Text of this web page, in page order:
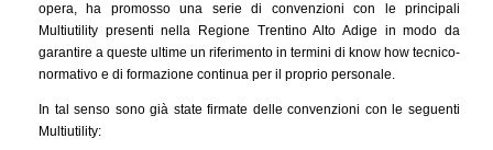
opera, ha promosso una serie di convenzioni con le principali
Multiutility presenti nella Regione Trentino Alto Adige in modo da
garantire a queste ultime un riferimento in termini di know how tecnico-
normativo e di formazione continua per il proprio personale.
In tal senso sono già state firmate delle convenzioni con le seguenti
Multiutility: